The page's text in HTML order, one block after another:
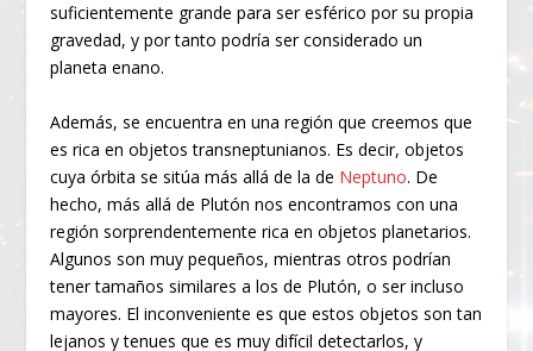
suficientemente grande para ser esférico por su propia
gravedad, y por tanto podría ser considerado un
planeta enano.
Además, se encuentra en una región que creemos que
es rica en objetos transneptunianos. Es decir, objetos
cuya órbita se sitúa más allá de la de Neptuno. De
hecho, más allá de Plutón nos encontramos con una
región sorprendentemente rica en objetos planetarios.
Algunos son muy pequeños, mientras otros podrían
tener tamaños similares a los de Plutón, o ser incluso
mayores. El inconveniente es que estos objetos son tan
lejanos y tenues que es muy difícil detectarlos, y